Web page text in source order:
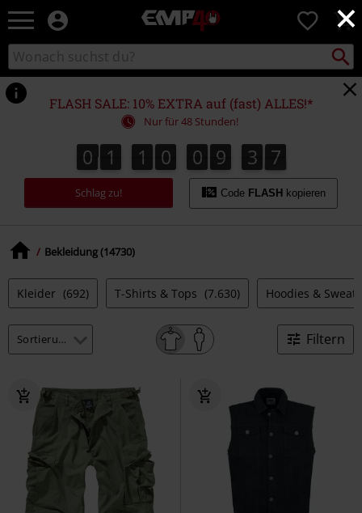
×
EMP
Merchandise
-
Shop
für
Rock
&
Entertainment
0
Katalog
durchsuchen
suchen
FLASH SALE: 10% EXTRA auf (fast) ALLES!*
Nur für 48 Stunden!
0
0 1
1 1
1 0
0 0
0 9
9 3
3
3
3 5
6
5
7
6
Schlag zu! Code FLASH kopieren
Bekleidung (14730)
Kleider (692) T-Shirts & Tops (7.630) Hoodies &
Filtern